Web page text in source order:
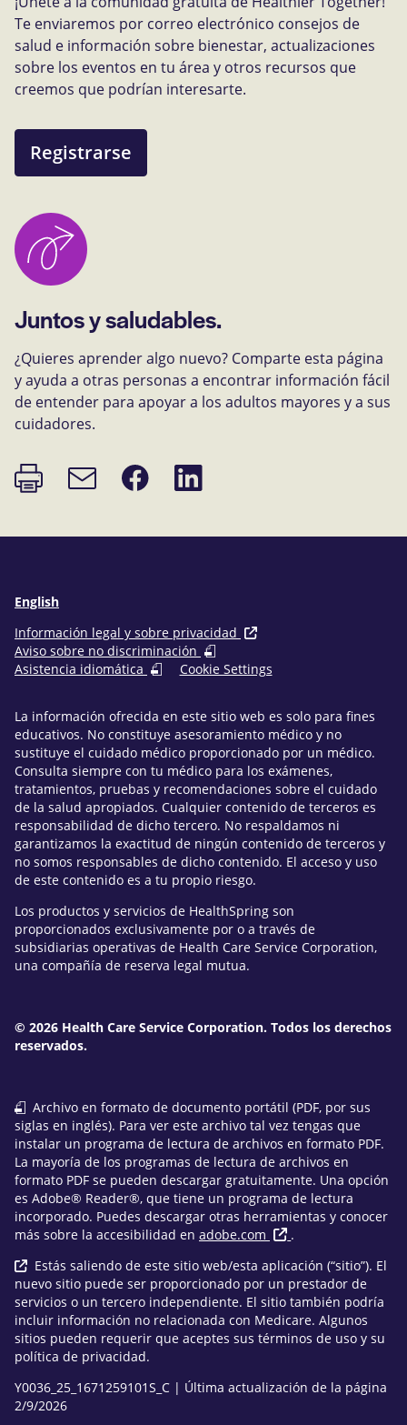
Te enviaremos por correo electrónico consejos de
salud e información sobre bienestar, actualizaciones
sobre los eventos en tu área y otros recursos que
creemos que podrían interesarte.
Registrarse
Juntos y saludables.
¿Quieres aprender algo nuevo? Comparte esta página
y ayuda a otras personas a encontrar información fácil
de entender para apoyar a los adultos mayores y a sus
cuidadores.
Imprimir
página
Enlace
de
Compartir
en
Compartir
en
English
Información legal y sobre privacidad
Aviso sobre no discriminación
Asistencia idiomática
Cookie Settings
La información ofrecida en este sitio web es solo para fines
educativos. No constituye asesoramiento médico y no
sustituye el cuidado médico proporcionado por un médico.
Consulta siempre con tu médico para los exámenes,
tratamientos, pruebas y recomendaciones sobre el cuidado
de la salud apropiados. Cualquier contenido de terceros es
responsabilidad de dicho tercero. No respaldamos ni
garantizamos la exactitud de ningún contenido de terceros y
no somos responsables de dicho contenido. El acceso y uso
de este contenido es a tu propio riesgo.
Los productos y servicios de HealthSpring son
proporcionados exclusivamente por o a través de
subsidiarias operativas de Health Care Service Corporation,
una compañía de reserva legal mutua.
© 2026 Health Care Service Corporation. Todos los derechos
reservados.
Archivo en formato de documento portátil (PDF, por sus
siglas en inglés). Para ver este archivo tal vez tengas que
instalar un programa de lectura de archivos en formato PDF.
La mayoría de los programas de lectura de archivos en
formato PDF se pueden descargar gratuitamente. Una opción
es Adobe® Reader®, que tiene un programa de lectura
incorporado. Puedes descargar otras herramientas y conocer
más sobre la accesibilidad en adobe.com
.
Estás saliendo de este sitio web/esta aplicación (“sitio”). El
nuevo sitio puede ser proporcionado por un prestador de
servicios o un tercero independiente. El sitio también podría
incluir información no relacionada con Medicare. Algunos
sitios pueden requerir que aceptes sus términos de uso y su
política de privacidad.
Y0036_25_1671259101S_C | Última actualización de la página
2/9/2026